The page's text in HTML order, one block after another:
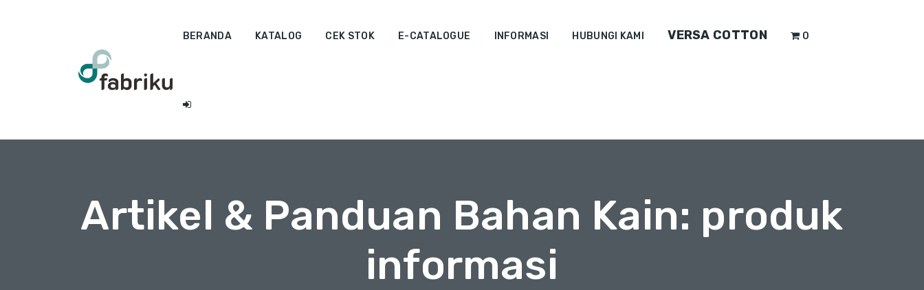
BERANDA KATALOG CEK STOK E-CATALOGUE INFORMASI HUBUNGI KAMI VERSA COTTON 0
Artikel & Panduan Bahan Kain: produk
informasi